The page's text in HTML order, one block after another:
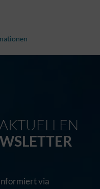
via